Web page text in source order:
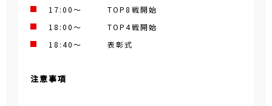
17:00～ TOP8戦開始
18:00～ TOP4戦開始
18:40～ 表彰式
注意事項